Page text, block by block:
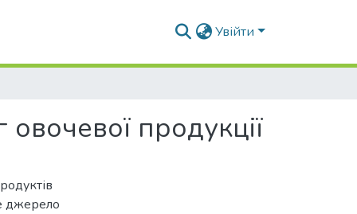
Увійти
продукції
джерело